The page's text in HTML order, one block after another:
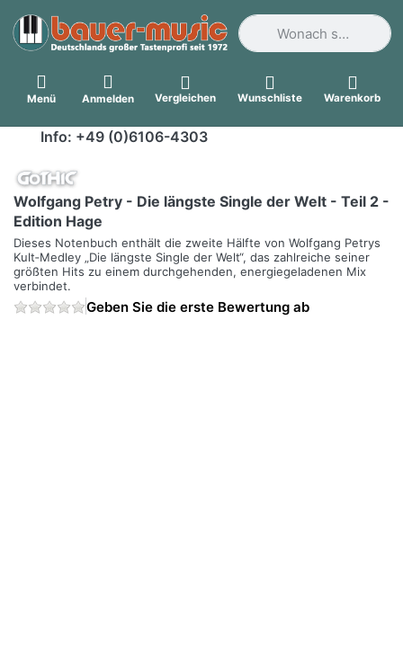
Geben Sie einen
Menü Anmelden Vergleichen Wunschliste Warenkorb
Info: +49 (0)6106-4303
Wolfgang Petry - Die längste Single der Welt - Teil 2 -
Edition Hage
Dieses Notenbuch enthält die zweite Hälfte von Wolfgang Petrys
Kult‑Medley „Die längste Single der Welt“, das zahlreiche seiner
größten Hits zu einem durchgehenden, energiegeladenen Mix
verbindet.
Geben Sie die erste Bewertung ab